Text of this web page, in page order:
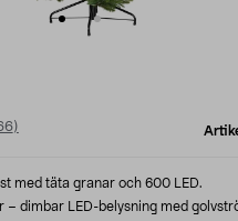
)
med täta granar och 600 LED.
– dimbar LED-belysning med